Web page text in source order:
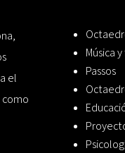
el
Música
Passos